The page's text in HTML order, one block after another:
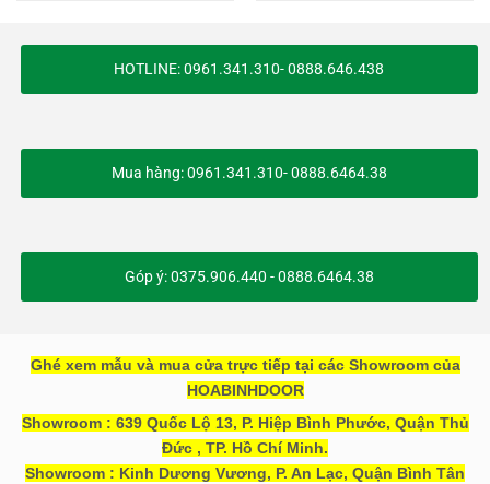
HOTLINE: 0961.341.310- 0888.646.438
Mua hàng: 0961.341.310- 0888.6464.38
Góp ý: 0375.906.440 - 0888.6464.38
Ghé xem mẫu và mua cửa trực tiếp tại các Showroom của
HOABINHDOOR
Showroom : 639 Quốc Lộ 13, P. Hiệp Bình Phước, Quận Thủ
Đức , TP. Hồ Chí Minh.
Showroom : Kinh Dương Vương, P. An Lạc, Quận Bình Tân